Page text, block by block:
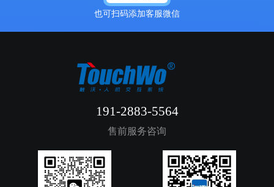
也可扫码添加客服微信
191-2883-5564
售前服务咨询